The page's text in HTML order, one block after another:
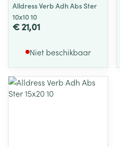
Alldress Verb Adh Abs Ster
10x10 10
€ 21,01
Niet beschikbaar